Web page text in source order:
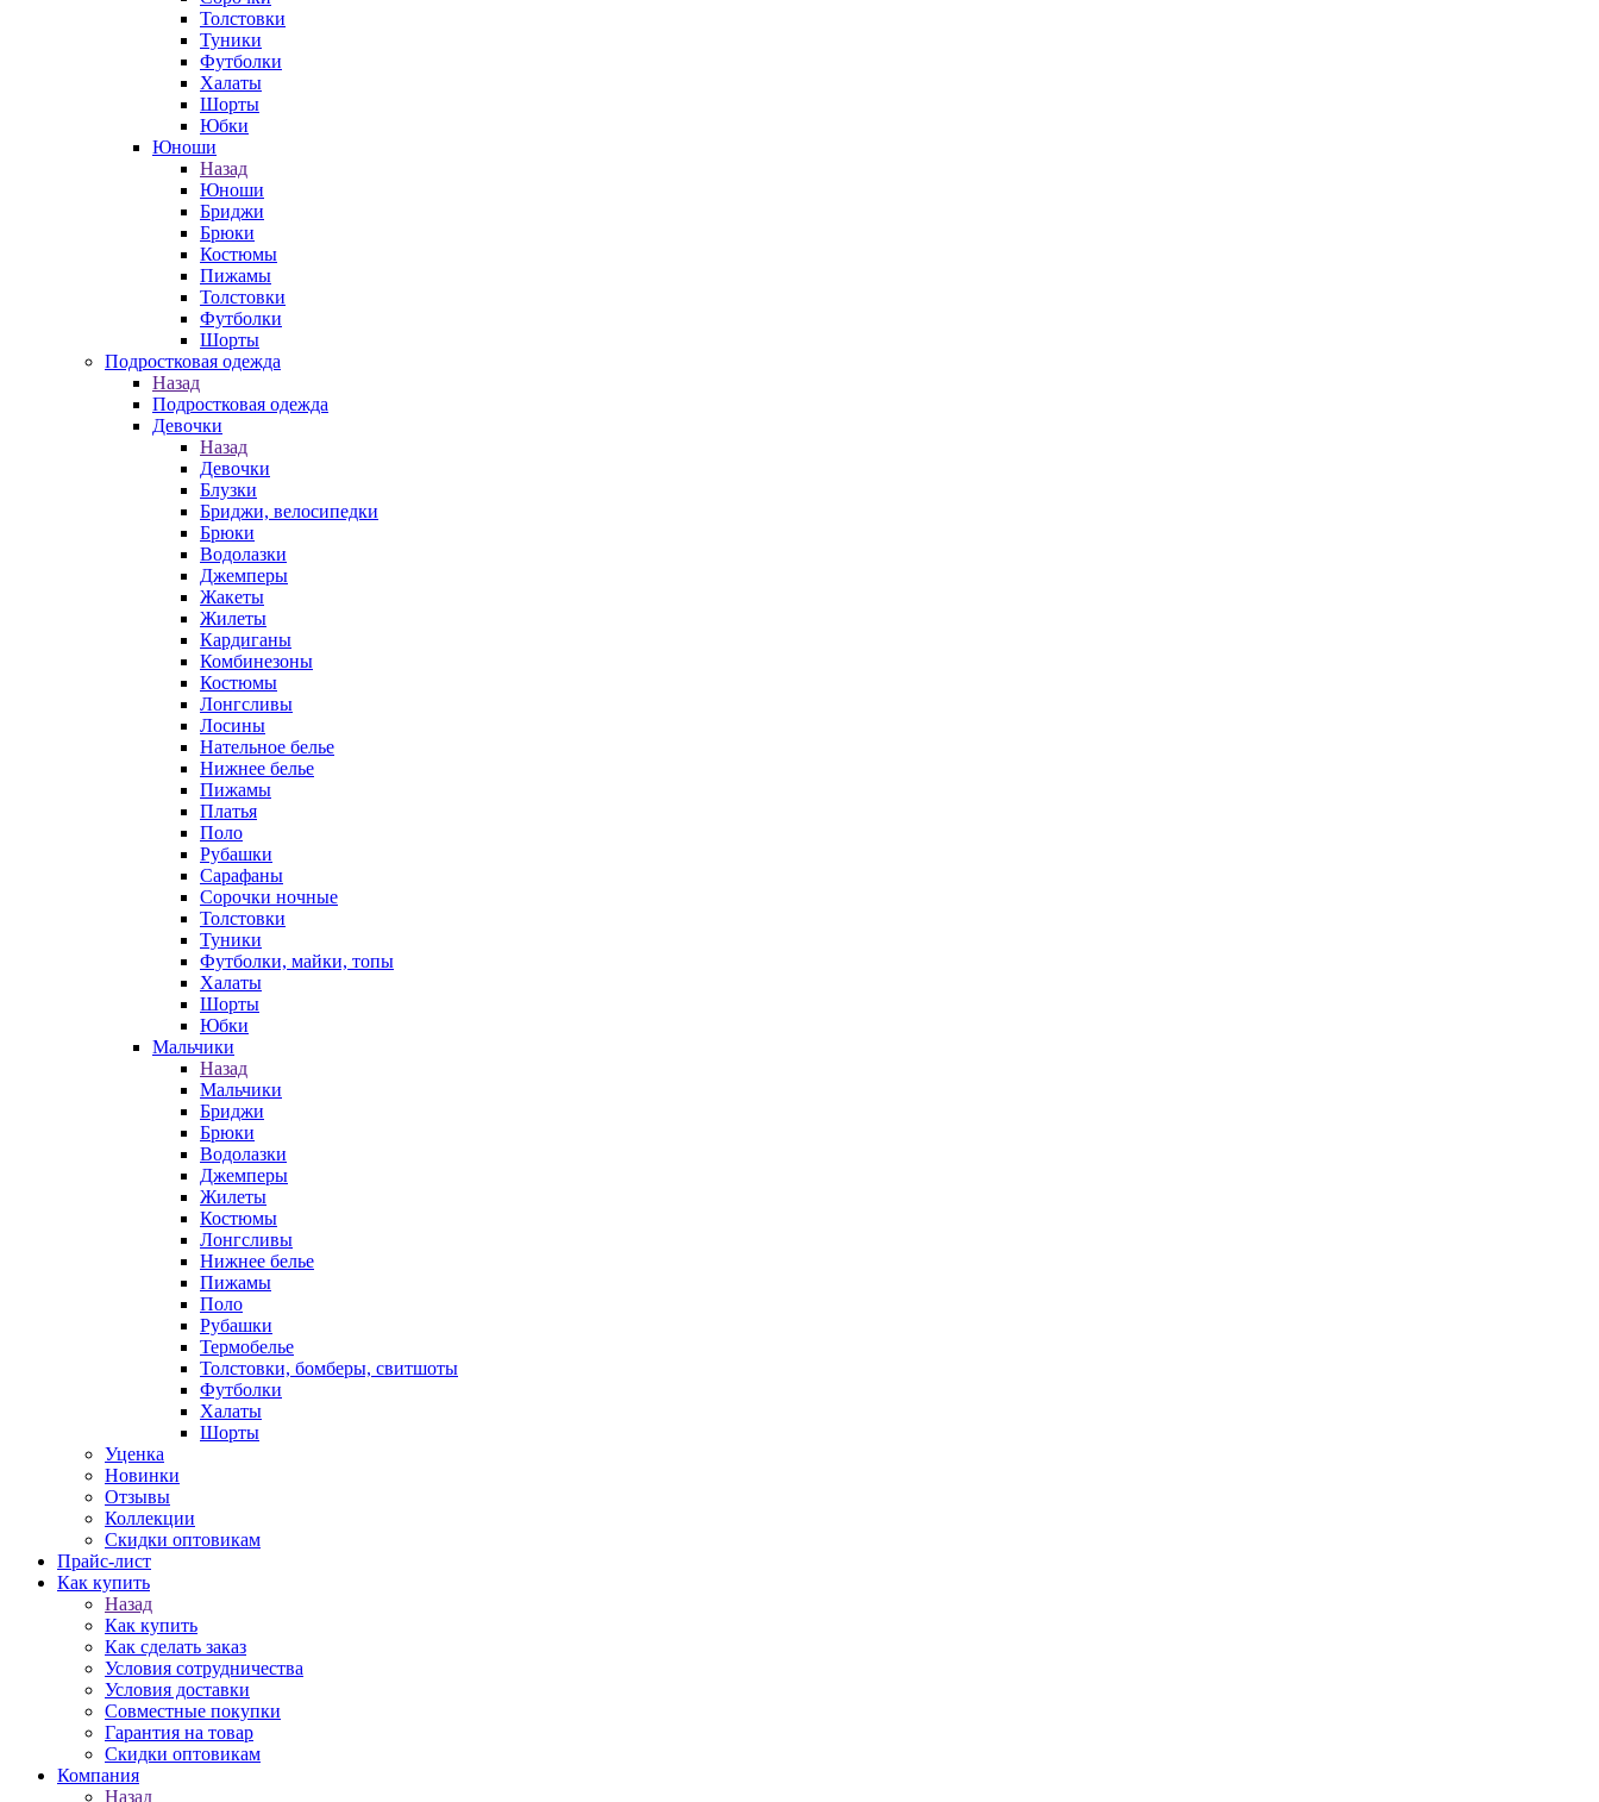
Толстовки
Туники
Футболки
Халаты
Шорты
Юбки
Юноши
Назад
Юноши
Бриджи
Брюки
Костюмы
Пижамы
Толстовки
Футболки
Шорты
Подростковая одежда
Назад
Подростковая одежда
Девочки
Назад
Девочки
Блузки
Бриджи, велосипедки
Брюки
Водолазки
Джемперы
Жакеты
Жилеты
Кардиганы
Комбинезоны
Костюмы
Лонгсливы
Лосины
Нательное белье
Нижнее белье
Пижамы
Платья
Поло
Рубашки
Сарафаны
Сорочки ночные
Толстовки
Туники
Футболки, майки, топы
Халаты
Шорты
Юбки
Мальчики
Назад
Мальчики
Бриджи
Брюки
Водолазки
Джемперы
Жилеты
Костюмы
Лонгсливы
Нижнее белье
Пижамы
Поло
Рубашки
Термобелье
Толстовки, бомберы, свитшоты
Футболки
Халаты
Шорты
Уценка
Новинки
Отзывы
Коллекции
Скидки оптовикам
Прайс-лист
Как купить
Назад
Как купить
Как сделать заказ
Условия сотрудничества
Условия доставки
Совместные покупки
Гарантия на товар
Скидки оптовикам
Компания
Назад